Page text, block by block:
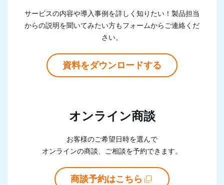
サービスの内容や導入事例を詳しく知りたい！製品担当
からの説明を聞いてみたい方もフォームからご連絡くだ
さい。
資料をダウンロードする
オンライン商談
お客様のご希望日時を選んで
オンラインの商談、ご相談を予約できます。
商談予約はこちら